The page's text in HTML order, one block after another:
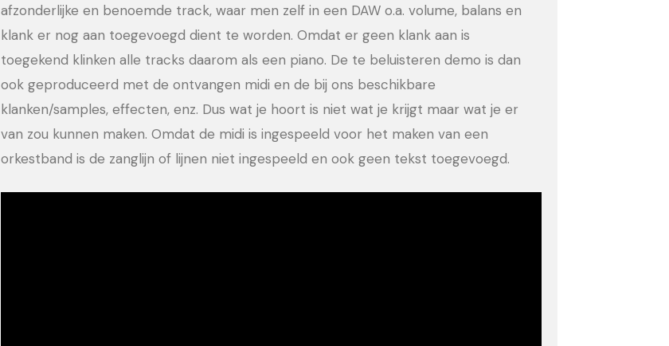
afzonderlijke en benoemde track, waar men zelf in een DAW o.a. volume, balans en
klank er nog aan toegevoegd dient te worden. Omdat er geen klank aan is
toegekend klinken alle tracks daarom als een piano. De te beluisteren demo is dan
ook geproduceerd met de ontvangen midi en de bij ons beschikbare
klanken/samples, effecten, enz. Dus wat je hoort is niet wat je krijgt maar wat je er
van zou kunnen maken. Omdat de midi is ingespeeld voor het maken van een
orkestband is de zanglijn of lijnen niet ingespeeld en ook geen tekst toegevoegd.